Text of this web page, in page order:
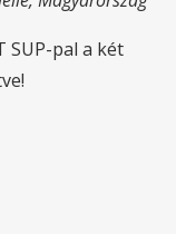
SUP-pal a két